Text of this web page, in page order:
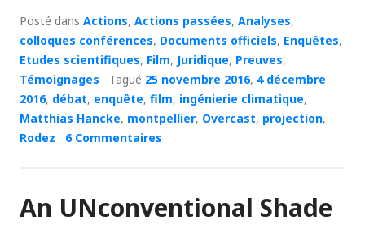
Posté dans Actions, Actions passées, Analyses,
colloques conférences, Documents officiels, Enquêtes,
Etudes scientifiques, Film, Juridique, Preuves,
Témoignages
Tagué 25 novembre 2016, 4 décembre
2016, débat, enquête, film, ingénierie climatique,
Matthias Hancke, montpellier, Overcast, projection,
Rodez
6 Commentaires
An UNconventional Shade